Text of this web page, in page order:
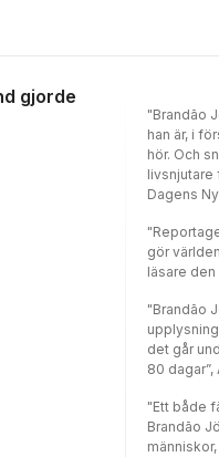
dropping
may be
at the
species'
since
Circana
gjorde
"Brandão
han är, i
hör. Och
livsnjutare
Dagens
gör
läsare
"Brandão
det går
80
"Ett både
Brandão